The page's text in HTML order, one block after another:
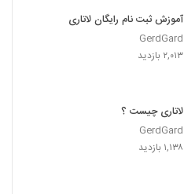
آموزش ثبت نام رایگان لاتاری
GerdGard
۲,۰۱۳ بازدید
لاتاری چیست ؟
GerdGard
۱,۱۳۸ بازدید